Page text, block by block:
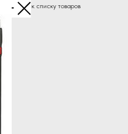
Вернуться к списку товаров